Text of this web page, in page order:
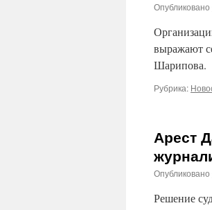
Опубликовано
выражают
Шарипова.
Рубрика:
Арест
Опубликовано
Решение